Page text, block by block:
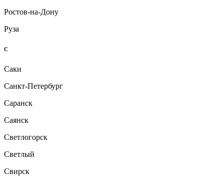
Ростов-на-Дону
Руза
С
Саки
Санкт-Петербург
Саранск
Саянск
Светлогорск
Светлый
Свирск